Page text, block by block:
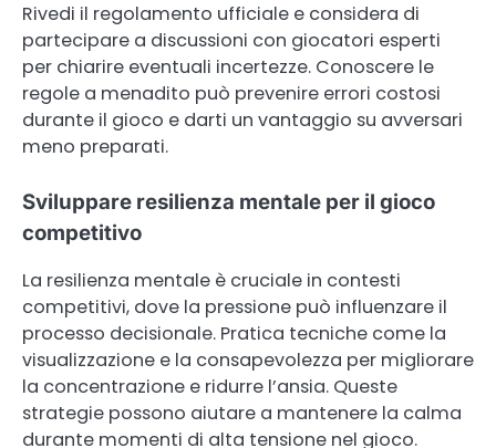
Rivedi il regolamento ufficiale e considera di
partecipare a discussioni con giocatori esperti
per chiarire eventuali incertezze. Conoscere le
regole a menadito può prevenire errori costosi
durante il gioco e darti un vantaggio su avversari
meno preparati.
Sviluppare resilienza mentale per il gioco
competitivo
La resilienza mentale è cruciale in contesti
competitivi, dove la pressione può influenzare il
processo decisionale. Pratica tecniche come la
visualizzazione e la consapevolezza per migliorare
la concentrazione e ridurre l’ansia. Queste
strategie possono aiutare a mantenere la calma
durante momenti di alta tensione nel gioco.